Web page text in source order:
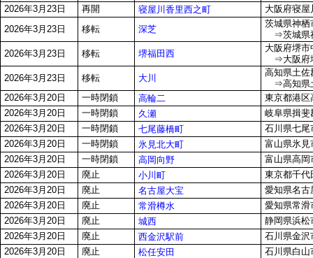
2026年3月23日
再開 寝屋川香里西之町
大阪府寝
2026年3月23日
移転 深芝
茨城県神栖
⇒茨城県
2026年3月23日
移転 堺福田西
大阪府堺市
⇒大阪府
2026年3月23日
移転 大川
高知県土佐
⇒高知県
2026年3月20日
一時閉鎖 高輪二
東京都港区
2026年3月20日
一時閉鎖 久瀬
岐阜県揖斐
2026年3月20日
一時閉鎖 七尾藤橋町
石川県七尾
2026年3月20日
一時閉鎖 氷見北大町
富山県氷見
2026年3月20日
一時閉鎖 高岡向野
富山県高岡
2026年3月20日
廃止 小川町
東京都千代
2026年3月20日
廃止 名古屋大宝
愛知県名古
2026年3月20日
廃止 常滑樽水
愛知県常滑
2026年3月20日
廃止 城西
静岡県浜松
2026年3月20日
廃止 西金沢駅前
石川県金沢
2026年3月20日
廃止 松任安田
石川県白山